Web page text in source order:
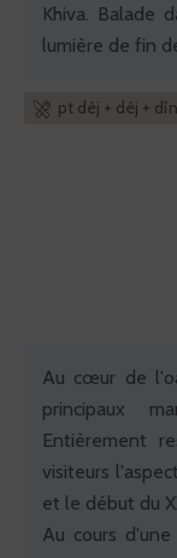
Khiva. Balade
lumière de fin
pt déj + déj +
Au cœur de
principaux
Entièrement
visiteurs
et le début du
Au cours